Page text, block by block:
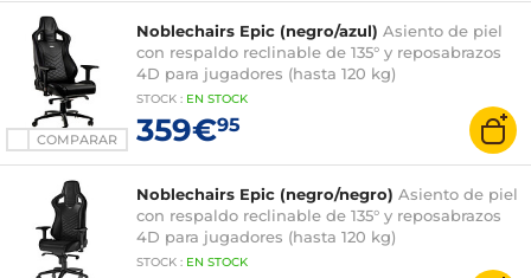
COMPARAR
Noblechairs Epic (negro/azul) Asiento de piel
con respaldo reclinable de 135° y reposabrazos
4D para jugadores (hasta 120 kg)
STOCK : EN STOCK
359€95
Noblechairs Epic (negro/negro) Asiento de piel
con respaldo reclinable de 135° y reposabrazos
4D para jugadores (hasta 120 kg)
STOCK : EN STOCK